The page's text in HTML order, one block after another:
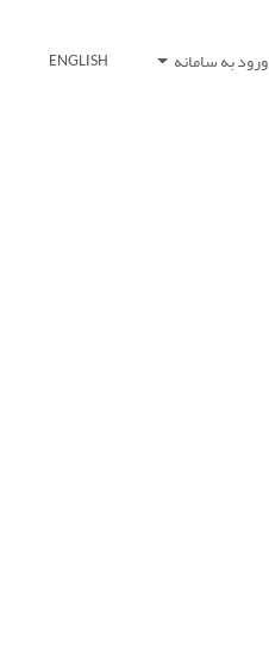
ورود به سامانه ENGLISH